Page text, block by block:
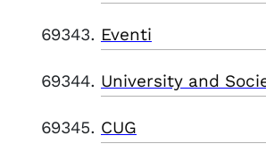
Eventi
University and
CUG